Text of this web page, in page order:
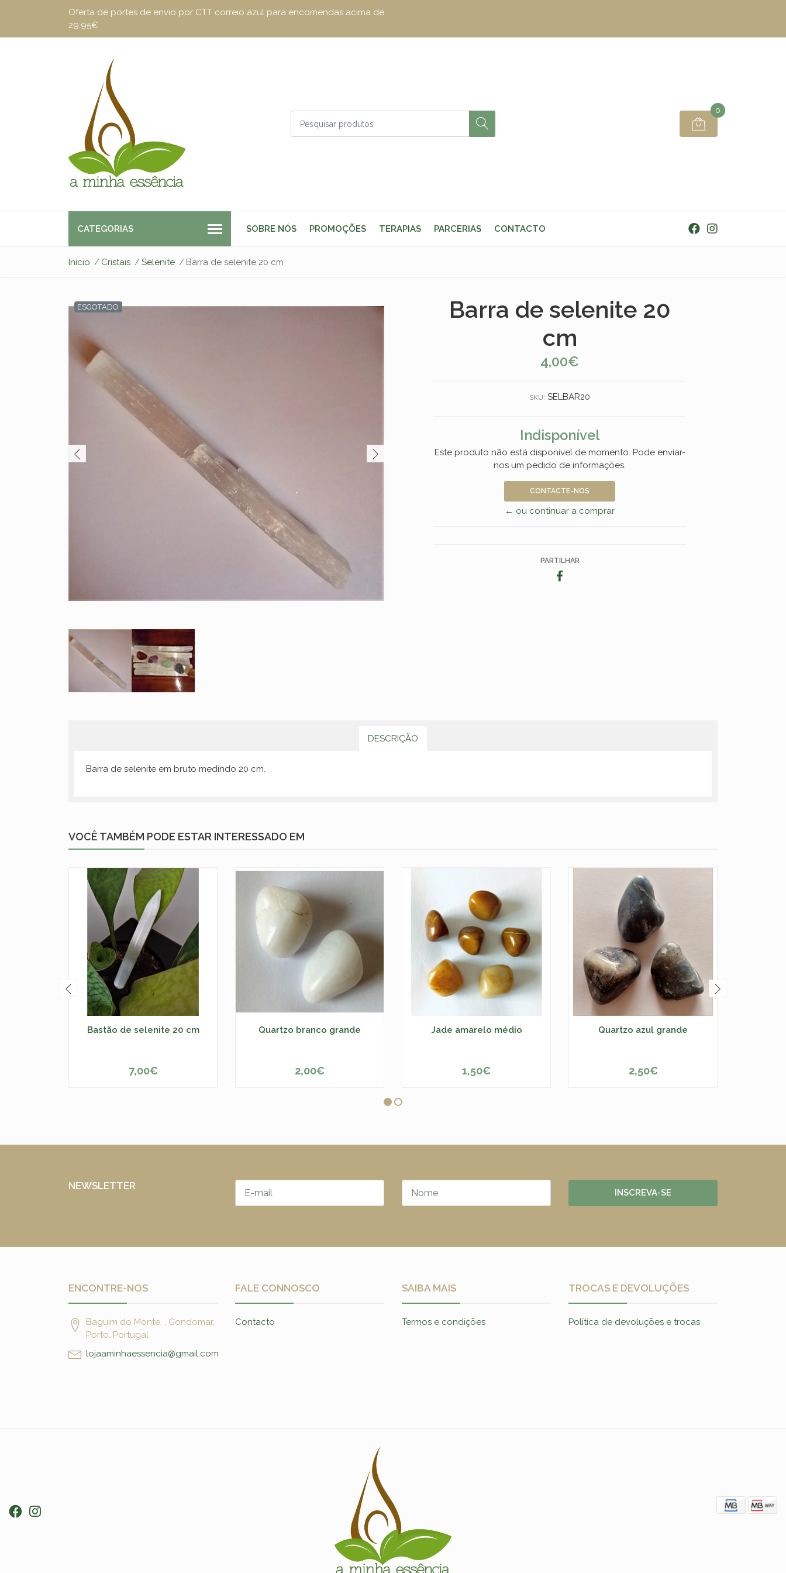
Oferta de portes de envio por CTT correio azul para encomendas acima de
29.95€
0
CATEGORIAS SOBRE NÓS PROMOÇÕES TERAPIAS PARCERIAS CONTACTO
Início Cristais Selenite Barra de selenite 20 cm
ESGOTADO
Barra de selenite 20
cm
4,00€
SKU: SELBAR20
Indisponível
Este produto não está disponível de momento. Pode enviar-
nos um pedido de informações.
CONTACTE-NOS
← ou continuar a comprar
PARTILHAR
DESCRIÇÃO
Barra de selenite em bruto medindo 20 cm.
VOCÊ TAMBÉM PODE ESTAR INTERESSADO EM
Bastão de selenite 20 cm
+
7,00€
Quartzo branco grande
+
2,00€
Jade amarelo médio
+
1,50€
Quartzo azul grande
+
2,50€
NEWSLETTER
INSCREVA-SE
ENCONTRE-NOS
Baguim do Monte, , Gondomar,
Porto, Portugal
lojaaminhaessencia@gmail.com
FALE CONNOSCO
Contacto
SAIBA MAIS
Termos e condições
TROCAS E DEVOLUÇÕES
Política de devoluções e trocas